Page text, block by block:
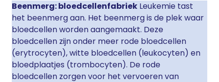
Beenmerg: bloedcellenfabriek Leukemie tast
het beenmerg aan. Het beenmerg is de plek waar
bloedcellen worden aangemaakt. Deze
bloedcellen zijn onder meer rode bloedcellen
(erytrocyten), witte bloedcellen (leukocyten) en
bloedplaatjes (trombocyten). De rode
bloedcellen zorgen voor het vervoeren van